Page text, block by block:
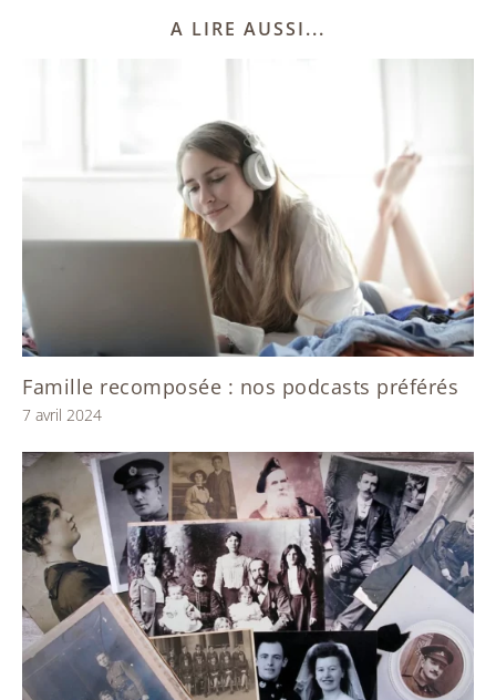
A LIRE AUSSI...
Famille recomposée : nos podcasts préférés
7 avril 2024